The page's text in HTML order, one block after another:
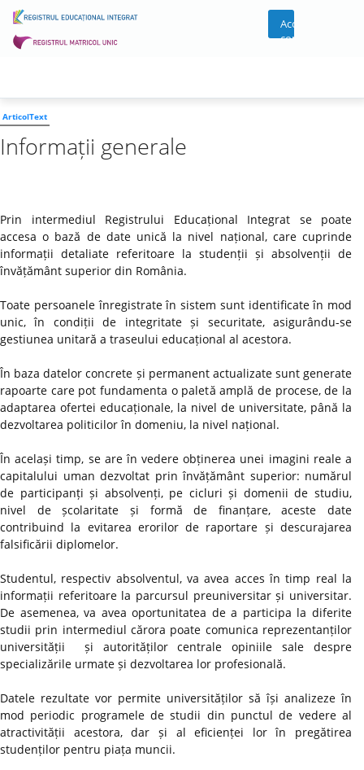
Acces
cont
ArticolText
Informații generale
Prin intermediul Registrului Educațional Integrat se poate
accesa o bază de date unică la nivel național, care cuprinde
informații detaliate referitoare la studenții și absolvenții de
învățământ superior din România.
Toate persoanele înregistrate în sistem sunt identificate în mod
unic, în condiții de integritate și securitate, asigurându-se
gestiunea unitară a traseului educațional al acestora.
În baza datelor concrete și permanent actualizate sunt generate
rapoarte care pot fundamenta o paletă amplă de procese, de la
adaptarea ofertei educaționale, la nivel de universitate, până la
dezvoltarea politicilor în domeniu, la nivel național.
În același timp, se are în vedere obținerea unei imagini reale a
capitalului uman dezvoltat prin învățământ superior: numărul
de participanți și absolvenți, pe cicluri și domenii de studiu,
nivel de școlaritate și formă de finanțare, aceste date
contribuind la evitarea erorilor de raportare și descurajarea
falsificării diplomelor.
Studentul, respectiv absolventul, va avea acces în timp real la
informații referitoare la parcursul preuniversitar și universitar.
De asemenea, va avea oportunitatea de a participa la diferite
studii prin intermediul cărora poate comunica reprezentanților
universității și autorităților centrale opiniile sale despre
specializările urmate și dezvoltarea lor profesională.
Datele rezultate vor permite universităților să își analizeze în
mod periodic programele de studii din punctul de vedere al
atractivității acestora, dar și al eficienței lor în pregătirea
studenților pentru piața muncii.